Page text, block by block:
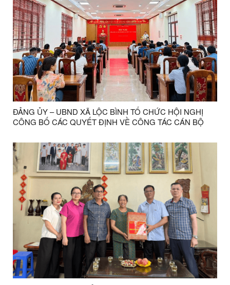
ĐẢNG ỦY – UBND XÃ LỘC BÌNH TỔ CHỨC HỘI NGHỊ
CÔNG BỐ CÁC QUYẾT ĐỊNH VỀ CÔNG TÁC CÁN BỘ